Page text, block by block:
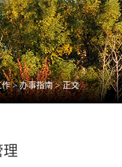
作>办事指南> 正文
理